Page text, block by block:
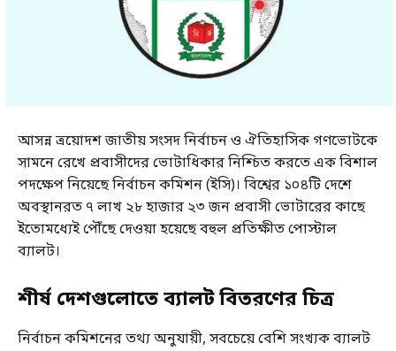
আসন্ন ত্রয়োদশ জাতীয় সংসদ নির্বাচন ও ঐতিহাসিক গণভোটকে
সামনে রেখে প্রবাসীদের ভোটাধিকার নিশ্চিত করতে এক বিশাল
পদক্ষেপ নিয়েছে নির্বাচন কমিশন (ইসি)। বিশ্বের ১০৪টি দেশে
অবস্থানরত ৭ লাখ ২৮ হাজার ২৩ জন প্রবাসী ভোটারের কাছে
ইতোমধ্যেই পৌঁছে দেওয়া হয়েছে বহুল প্রতিক্ষীত পোস্টাল
ব্যালট।
শীর্ষ দেশগুলোতে ব্যালট বিতরণের চিত্র
নির্বাচন কমিশনের তথ্য অনুযায়ী, সবচেয়ে বেশি সংখ্যক ব্যালট